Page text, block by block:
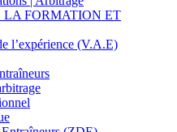
FORMATION ET
l’expérience (V.A.E)